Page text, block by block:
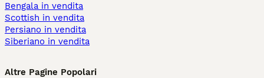
Bengala in vendita
Scottish in vendita
Persiano in vendita
Siberiano in vendita
Altre Pagine Popolari